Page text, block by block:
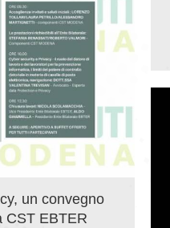
un convegno
CST EBTER